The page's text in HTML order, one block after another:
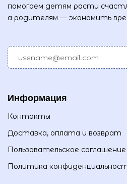
помогаем детям расти
а родителям — экономить
Информация
Контакты
Доставка, оплата и возврат
Пользовательское соглашение
Политика